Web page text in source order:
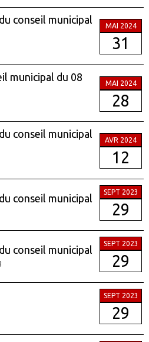
conseil municipal
MAI 2024
31
municipal du 08
MAI 2024
28
conseil municipal
AVR 2024
12
conseil municipal
SEPT 2023
29
conseil municipal
SEPT 2023
29
SEPT 2023
29